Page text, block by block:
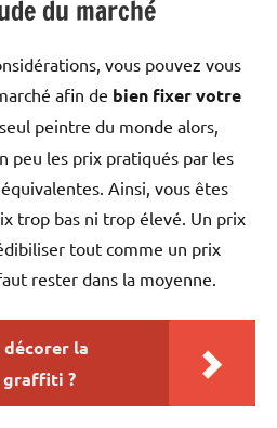
du marché
vous pouvez vous
afin de bien fixer votre
peintre du monde alors,
peu les prix pratiqués par les
Ainsi, vous êtes
trop bas ni trop élevé. Un prix
tout comme un prix
rester dans la moyenne.
décorer la
graffiti ?